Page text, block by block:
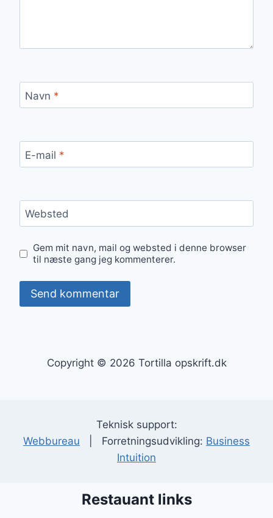
Navn *
E-mail *
Websted
Gem mit navn, mail og websted i denne browser
til næste gang jeg kommenterer.
Copyright © 2026 Tortilla opskrift.dk
Teknisk support:
Webbureau | Forretningsudvikling: Business
Intuition
Restauant links